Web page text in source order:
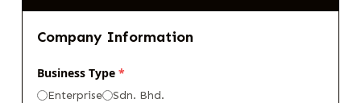
Company Information
Business Type *
Enterprise Sdn. Bhd.